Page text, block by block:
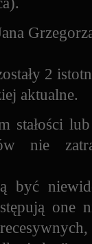
2
aktualne.
stałości
nie
być
one